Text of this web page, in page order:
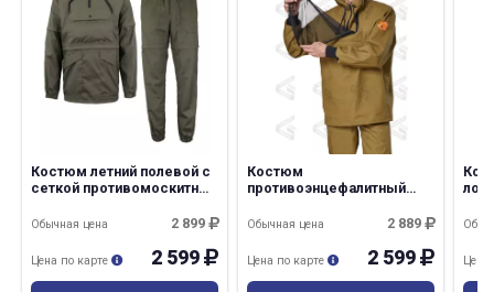
Костюм летний полевой с
сеткой противомоскитный
2 899
Обычная цена
2 599
Цена по карте
Костюм
противоэнцефалитный
2 889
Обычная цена
2 599
Цена по карте Цена